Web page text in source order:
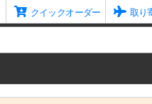
クイックオーダー 取り